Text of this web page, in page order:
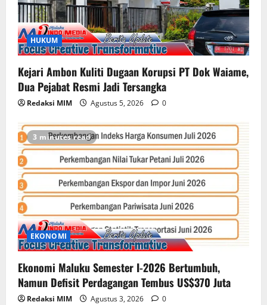
HUKUM
Kejari Ambon Kuliti Dugaan Korupsi PT Dok Waiame,
Dua Pejabat Resmi Jadi Tersangka
Redaksi MIM Agustus 5, 2026 0
3 minutes read
EKONOMI
Ekonomi Maluku Semester I-2026 Bertumbuh,
Namun Defisit Perdagangan Tembus US$370 Juta
Redaksi MIM Agustus 3, 2026 0